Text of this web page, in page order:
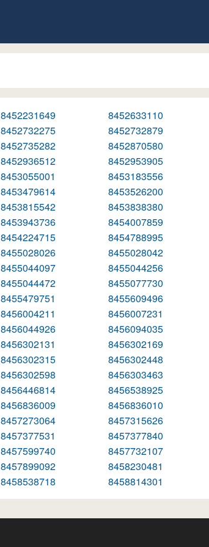
8452231649
8452633110
8452732275
8452732879
8452735282
8452870580
8452936512
8452953905
8453055001
8453183556
8453479614
8453526200
8453815542
8453838380
8453943736
8454007859
8454224715
8454788995
8455028026
8455028042
8455044097
8455044256
8455044472
8455077730
8455479751
8455609496
8456004211
8456007231
8456044926
8456094035
8456302131
8456302169
8456302315
8456302448
8456302598
8456303463
8456446814
8456538925
8456836009
8456836010
8457273064
8457315626
8457377531
8457377840
8457599740
8457732107
8457899092
8458230481
8458538718 8458814301